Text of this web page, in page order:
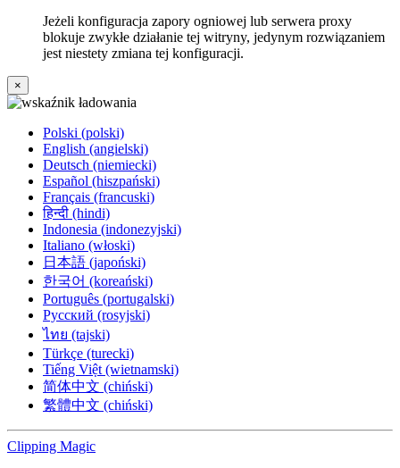
Jeżeli konfiguracja zapory ogniowej lub serwera proxy
blokuje zwykłe działanie tej witryny, jedynym rozwiązaniem
jest niestety zmiana tej konfiguracji.
×
Polski (polski)
English (angielski)
Deutsch (niemiecki)
Español (hiszpański)
Français (francuski)
हिन्दी (hindi)
Indonesia (indonezyjski)
Italiano (włoski)
日本語 (japoński)
한국어 (koreański)
Português (portugalski)
Русский (rosyjski)
ไทย (tajski)
Türkçe (turecki)
Tiếng Việt (wietnamski)
简体中文 (chiński)
繁體中文 (chiński)
Clipping Magic